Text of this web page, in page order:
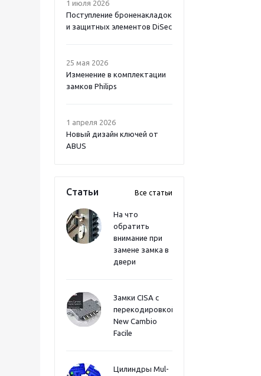
1 июля 2026
Поступление броненакладок
и защитных элементов DiSec
25 мая 2026
Изменение в комплектации
замков Philips
1 апреля 2026
Новый дизайн ключей от
ABUS
Статьи Все статьи
На что
обратить
внимание при
замене замка в
двери
Замки CISA с
перекодировкой
New Cambio
Facile
Цилиндры Mul-